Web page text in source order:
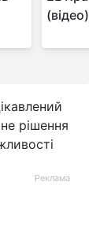
(відео)
рішення
Реклама